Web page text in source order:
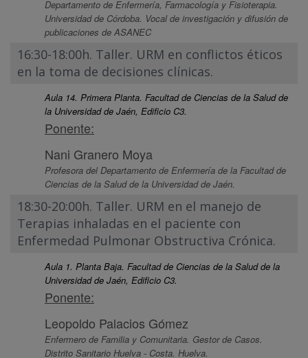
Departamento de Enfermería, Farmacología y Fisioterapia.
Universidad de Córdoba. Vocal de investigación y difusión de
publicaciones de ASANEC
16:30-18:00h. Taller. URM en conflictos éticos
en la toma de decisiones clínicas.
Aula 14. Primera Planta. Facultad de Ciencias de la Salud de
la Universidad de Jaén, Edificio C3.
Ponente:
Nani Granero Moya
Profesora del Departamento de Enfermería de la Facultad de
Ciencias de la Salud de la Universidad de Jaén.
18:30-20:00h. Taller. URM en el manejo de
Terapias inhaladas en el paciente con
Enfermedad Pulmonar Obstructiva Crónica.
Aula 1. Planta Baja. Facultad de Ciencias de la Salud de la
Universidad de Jaén, Edificio C3.
Ponente:
Leopoldo Palacios Gómez
Enfermero de Familia y Comunitaria. Gestor de Casos.
Distrito Sanitario Huelva - Costa. Huelva.